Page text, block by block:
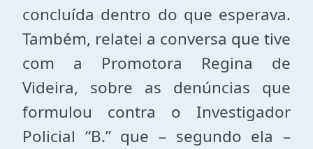
concluída dentro do que esperava.
Também, relatei a conversa que tive
com a Promotora Regina de
Videira, sobre as denúncias que
formulou contra o Investigador
Policial “B.” que – segundo ela –